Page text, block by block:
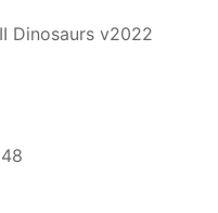
Dinosaurs v2022